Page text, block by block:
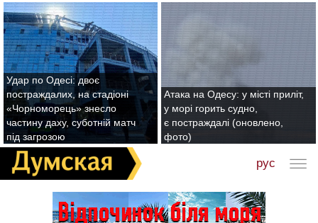
Удар по Одесі: двоє
постраждалих, на стадіоні
«Чорноморець» знесло
частину даху, суботній матч
під загрозою
Атака на Одесу: у місті приліт,
у морі горить судно,
є постраждалі (оновлено,
фото)
рус